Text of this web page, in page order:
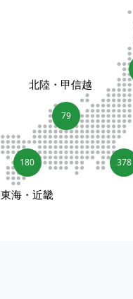
378
79
北陸・甲信越
180
東海・近畿